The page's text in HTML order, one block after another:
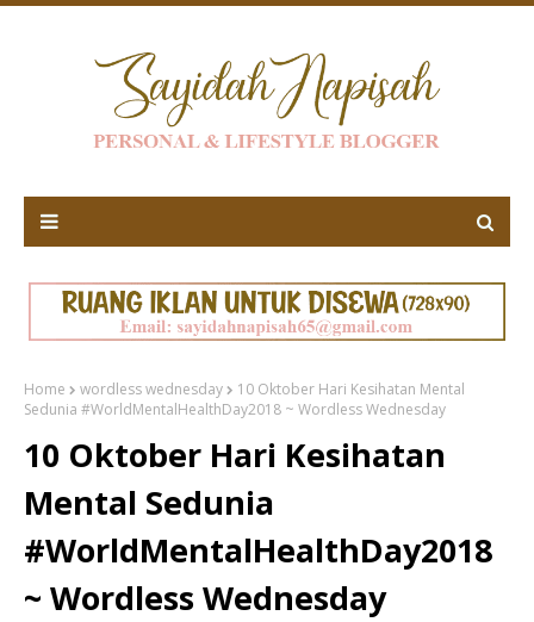
Home wordless wednesday
10 Oktober Hari Kesihatan Mental
Sedunia #WorldMentalHealthDay2018 ~ Wordless Wednesday
10 Oktober Hari Kesihatan
Mental Sedunia
#WorldMentalHealthDay2018
~ Wordless Wednesday